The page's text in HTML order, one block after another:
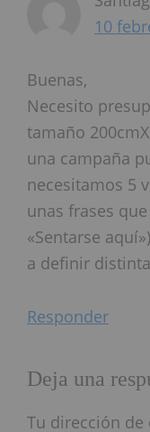
lectores
10
Buenas,
Necesito
tamaño
una campaña
necesitamos 5
unas frases
«Sentarse
a definir
Responder
Deja una
Tu dirección